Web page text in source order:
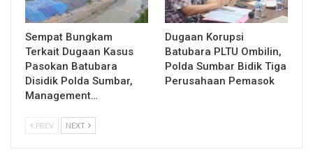
Sempat Bungkam
Terkait Dugaan Kasus
Pasokan Batubara
Disidik Polda Sumbar,
Management…
Dugaan Korupsi
Batubara PLTU Ombilin,
Polda Sumbar Bidik Tiga
Perusahaan Pemasok
PREV NEXT